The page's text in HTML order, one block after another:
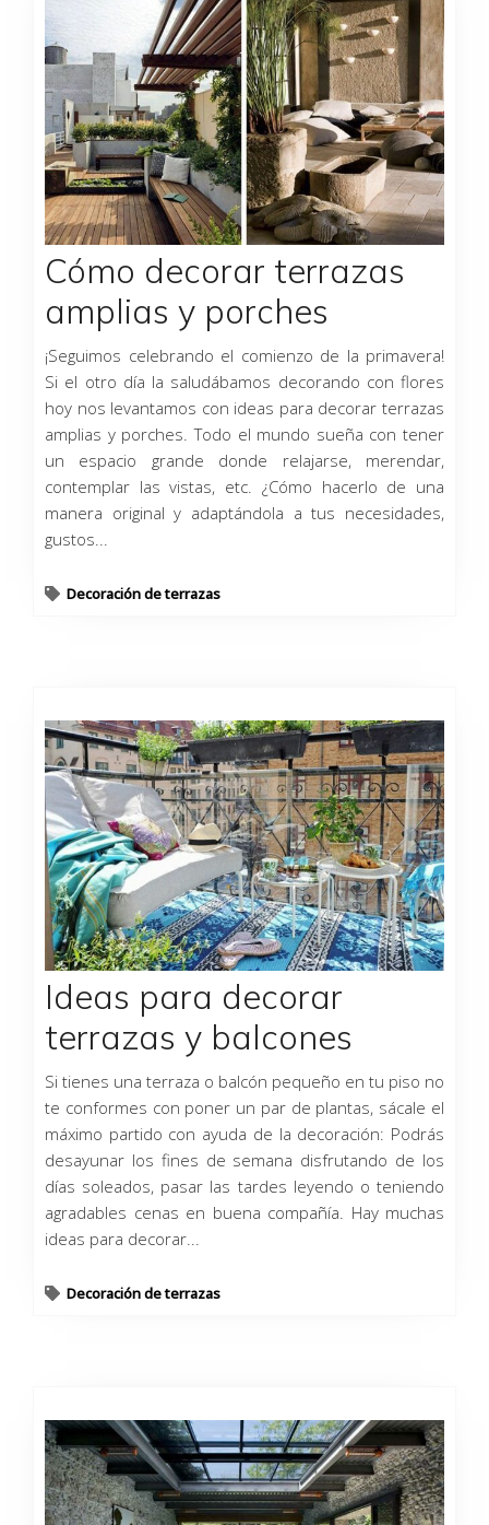
Cómo decorar terrazas
amplias y porches
¡Seguimos celebrando el comienzo de la primavera!
Si el otro día la saludábamos decorando con flores
hoy nos levantamos con ideas para decorar terrazas
amplias y porches. Todo el mundo sueña con tener
un espacio grande donde relajarse, merendar,
contemplar las vistas, etc. ¿Cómo hacerlo de una
manera original y adaptándola a tus necesidades,
gustos...
Decoración de terrazas
Ideas para decorar
terrazas y balcones
Si tienes una terraza o balcón pequeño en tu piso no
te conformes con poner un par de plantas, sácale el
máximo partido con ayuda de la decoración: Podrás
desayunar los fines de semana disfrutando de los
días soleados, pasar las tardes leyendo o teniendo
agradables cenas en buena compañía. Hay muchas
ideas para decorar...
Decoración de terrazas